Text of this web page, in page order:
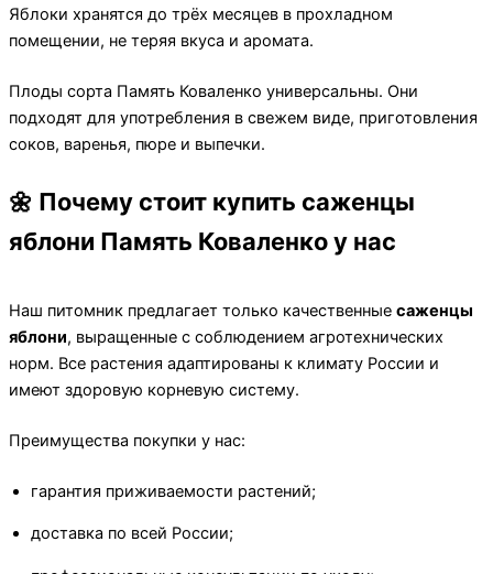
Яблоки хранятся до трёх месяцев в прохладном
помещении, не теряя вкуса и аромата.
Плоды сорта Память Коваленко универсальны. Они
подходят для употребления в свежем виде, приготовления
соков, варенья, пюре и выпечки.
🌼 Почему стоит купить саженцы
яблони Память Коваленко у нас
Наш питомник предлагает только качественные саженцы
яблони, выращенные с соблюдением агротехнических
норм. Все растения адаптированы к климату России и
имеют здоровую корневую систему.
Преимущества покупки у нас:
гарантия приживаемости растений;
доставка по всей России;